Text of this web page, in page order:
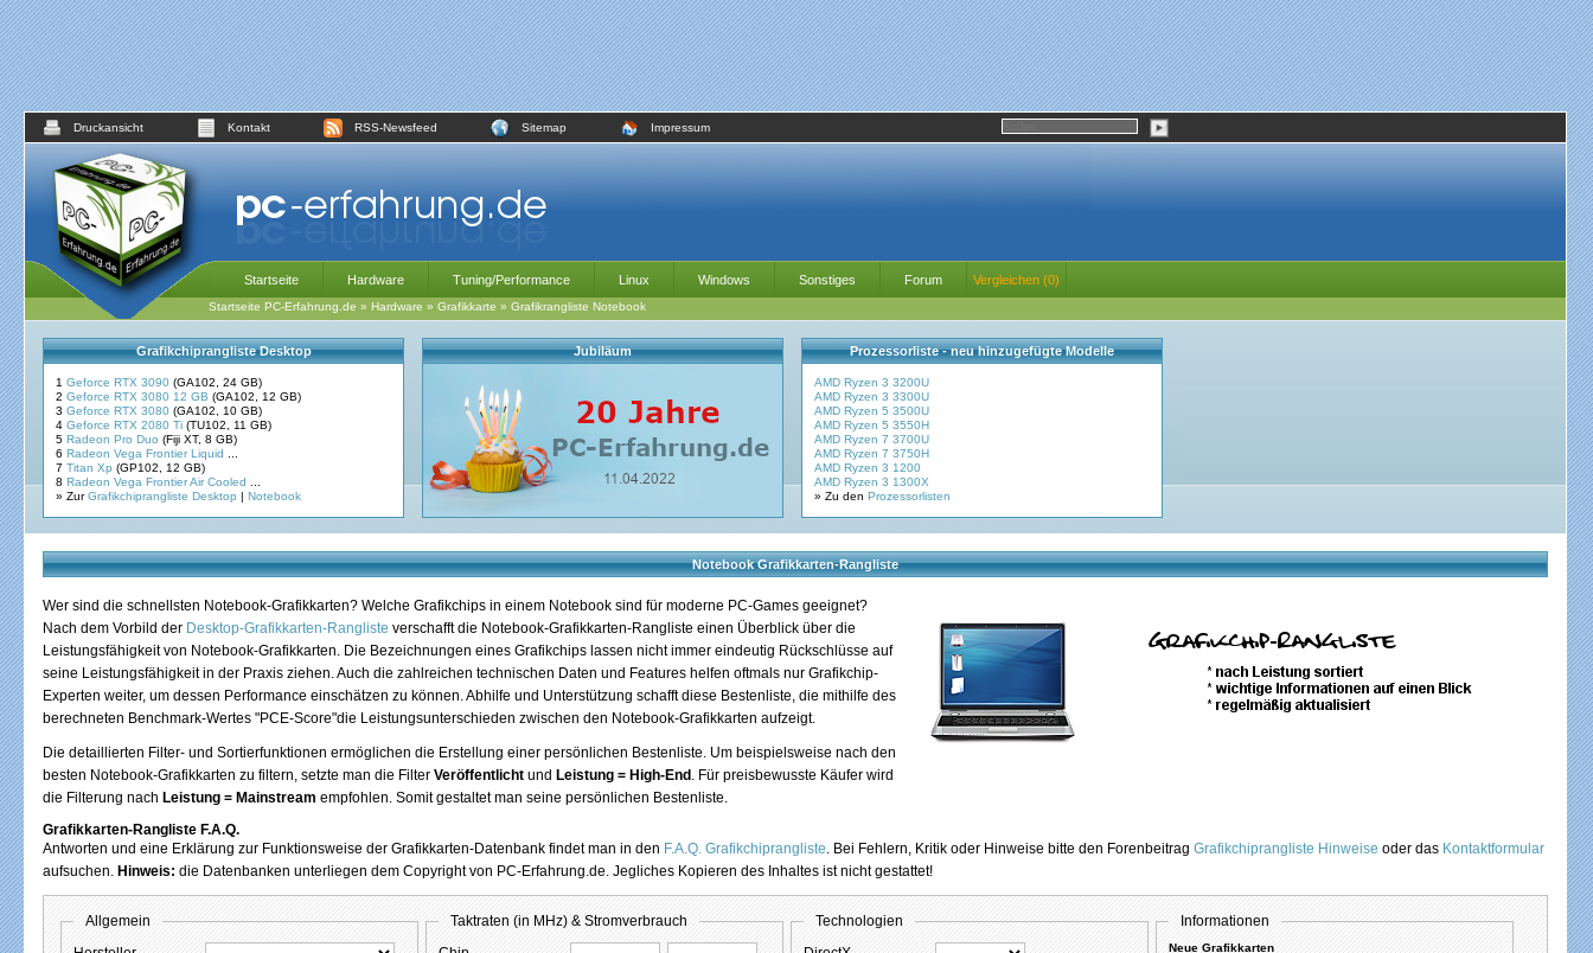
Druckansicht Kontakt RSS-Newsfeed Sitemap Impressum
Startseite Hardware Tuning/Performance Linux Windows Sonstiges Forum Vergleichen (0)
Startseite PC-Erfahrung.de » Hardware » Grafikkarte » Grafikrangliste Notebook
Grafikchiprangliste Desktop
1 Geforce RTX 3090 (GA102, 24 GB)
2 Geforce RTX 3080 12 GB (GA102, 12 GB)
3 Geforce RTX 3080 (GA102, 10 GB)
4 Geforce RTX 2080 Ti (TU102, 11 GB)
5 Radeon Pro Duo (Fiji XT, 8 GB)
6 Radeon Vega Frontier Liquid
7 Titan Xp (GP102, 12 GB)
8 Radeon Vega Frontier Air Cooled
» ZurGrafikchiprangliste Desktop | Notebook
Jubiläum Prozessorliste - neu hinzugefügte Modelle
AMD Ryzen 3 3200U
AMD Ryzen 3 3300U
AMD Ryzen 5 3500U
AMD Ryzen 5 3550H
AMD Ryzen 7 3700U
AMD Ryzen 7 3750H
AMD Ryzen 3 1200
AMD Ryzen 3 1300X
» Zu den Prozessorlisten
Notebook Grafikkarten-Rangliste
Wer sind die schnellsten Notebook-Grafikkarten? Welche Grafikchips in einem Notebook sind für moderne PC-Games geeignet?
Nach dem Vorbild der Desktop-Grafikkarten-Rangliste verschafft die Notebook-Grafikkarten-Rangliste einen Überblick über die
Leistungsfähigkeit von Notebook-Grafikkarten. Die Bezeichnungen eines Grafikchips lassen nicht immer eindeutig Rückschlüsse auf
seine Leistungsfähigkeit in der Praxis ziehen. Auch die zahlreichen technischen Daten und Features helfen oftmals nur Grafikchip-
Experten weiter, um dessen Performance einschätzen zu können. Abhilfe und Unterstützung schafft diese Bestenliste, die mithilfe des
berechneten Benchmark-Wertes "PCE-Score"die Leistungsunterschieden zwischen den Notebook-Grafikkarten aufzeigt.
Die detaillierten Filter- und Sortierfunktionen ermöglichen die Erstellung einer persönlichen Bestenliste. Um beispielsweise nach den
besten Notebook-Grafikkarten zu filtern, setzte man die Filter Veröffentlicht und Leistung = High-End . Für preisbewusste Käufer wird
die Filterung nach Leistung = Mainstream empfohlen. Somit gestaltet man seine persönlichen Bestenliste.
Grafikkarten-Rangliste F.A.Q.
Antworten und eine Erklärung zur Funktionsweise der Grafikkarten-Datenbank findet man in den F.A.Q. Grafikchiprangliste. Bei Fehlern, Kritik oder Hinweise bitte den Forenbeitrag Grafikchiprangliste Hinweise oder das Kontaktformular
aufsuchen. Hinweis: die Datenbanken unterliegen dem Copyright von PC-Erfahrung.de. Jegliches Kopieren des Inhaltes ist nicht gestattet!
Allgemein
Taktraten (in MHz) & Stromverbrauch
Technologien
Informationen
Neue Grafikkarten